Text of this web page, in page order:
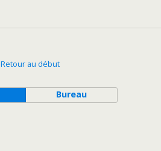
Retour au début
Bureau